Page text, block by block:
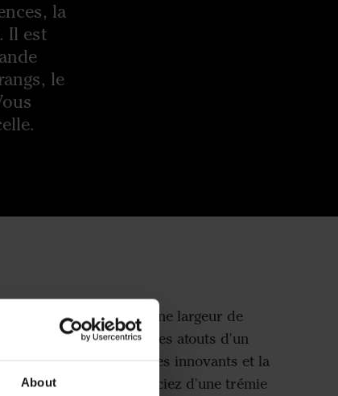
About
la
Il est
le
pneumatique avec une largeur de
R 300S possède tous les atouts d'un
avantages technologies innovants et la
modèles. Vous bénéficiez d'une trémie